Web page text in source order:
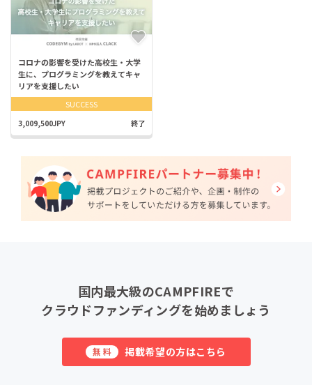
コロナの影響を受けた高校生・大学
生に、プログラミングを教えてキャ
リアを支援したい
SUCCESS
3,009,500JPY 終了
国内最大級のCAMPFIREで
クラウドファンディングを始めましょう
無料 掲載希望の方はこちら